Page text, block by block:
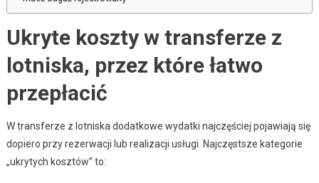
Ukryte koszty w transferze z
lotniska, przez które łatwo
przepłacić
W transferze z lotniska dodatkowe wydatki najczęściej pojawiają się
dopiero przy rezerwacji lub realizacji usługi. Najczęstsze kategorie
„ukrytych kosztów” to: